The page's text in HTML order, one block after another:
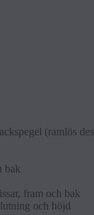
(ram­lös
bak
fram och bak
och höjd